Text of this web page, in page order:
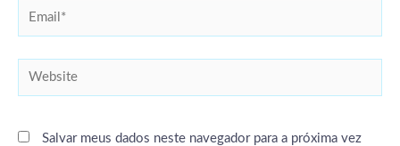
Email*
Website
Salvar meus dados neste navegador para a próxima vez